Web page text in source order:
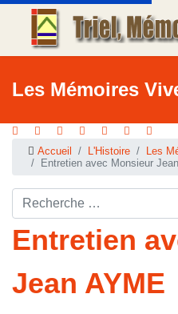
Les Mémoires
Accueil L'Histoire
Les
Entretien avec Monsieur
Rechercher ...
Entretien
Jean AYME